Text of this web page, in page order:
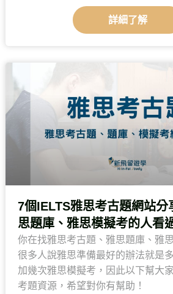
詳細了解
7個IELTS雅思考古題網站分
思題庫、雅思模擬考的人看
你在找雅思考古題、雅思題庫、雅
很多人說雅思準備最好的辦法就是
加幾次雅思模擬考，因此以下幫大
考題資源，希望對你有幫助！